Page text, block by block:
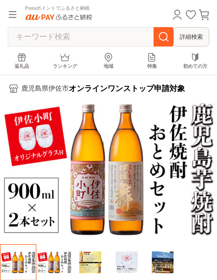
Pontaポイントでふるさと納税
詳細検索
返礼品 ランキング 地域 特集 初めての方
鹿児島県伊佐市オンラインワンストップ申請対象